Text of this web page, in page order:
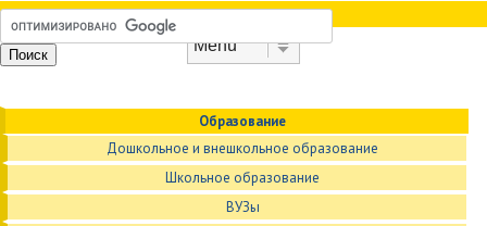
Образование
Дошкольное и внешкольное образование
Школьное образование
ВУЗы